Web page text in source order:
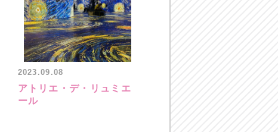
2023.09.08
アトリエ・デ・リュミエ
ール